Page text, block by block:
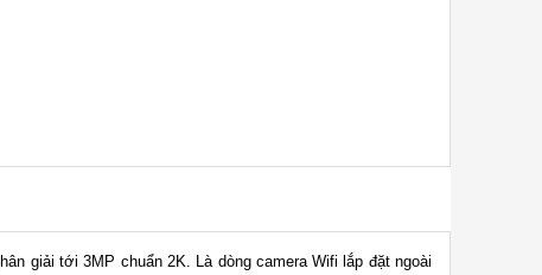
giải tới 3MP chuẩn 2K. Là dòng camera Wifi lắp đặt ngoài